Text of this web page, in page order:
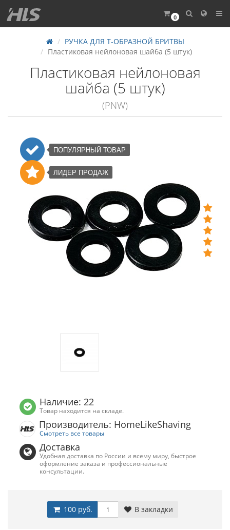
0
РУЧКА ДЛЯ Т-ОБРАЗНОЙ БРИТВЫ
Пластиковая нейлоновая шайба (5 штук)
Пластиковая нейлоновая
шайба (5 штук)
(PNW)
ПОПУЛЯРНЫЙ ТОВАР
ЛИДЕР ПРОДАЖ
Наличие: 22
Товар находится на складе.
Производитель: HomeLikeShaving
Смотреть все товары
Доставка
Удобная доставка по России и всему миру, быстрое
оформление заказа и профессиональные
консультации.
100 руб. В закладки